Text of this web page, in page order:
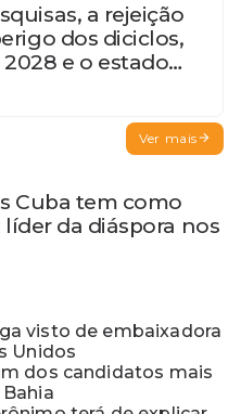
a rejeição
dos diciclos,
e o estado
Ver mais
Cuba tem como
da diáspora nos
visto de embaixadora
Unidos
dos candidatos mais